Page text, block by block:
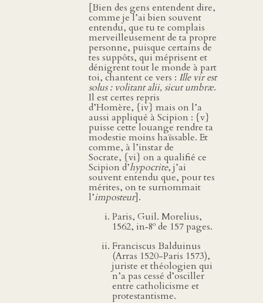
[Bien des gens entendent dire,
comme je l’ai bien souvent
entendu, que tu te complais
merveilleusement de ta propre
personne, puisque certains de
tes suppôts, qui méprisent et
dénigrent tout le monde à part
toi, chantent ce vers : Ille vir est
solus : volitant alii, sicut umbræ.
Il est certes repris
d’Homère, {iv} mais on l’a
aussi appliqué à Scipion : {v}
puisse cette louange rendre ta
modestie moins haïssable. Et
comme, à l’instar de
Socrate, {vi} on a qualifié ce
Scipion d’hypocrite, j’ai
souvent entendu que, pour tes
mérites, on te surnommait
l’imposteur].
Paris, Guil. Morelius,
1562, in‑8o de 157 pages.
Franciscus Balduinus
(Arras 1520-Paris 1573),
juriste et théologien qui
n’a pas cessé d’osciller
entre catholicisme et
protestantisme.